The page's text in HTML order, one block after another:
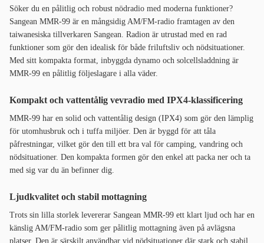
Söker du en pålitlig och robust nödradio med moderna funktioner?
Sangean MMR-99 är en mångsidig AM/FM-radio framtagen av den
taiwanesiska tillverkaren Sangean. Radion är utrustad med en rad
funktioner som gör den idealisk för både friluftsliv och nödsituationer.
Med sitt kompakta format, inbyggda dynamo och solcellsladdning är
MMR-99 en pålitlig följeslagare i alla väder.
Kompakt och vattentålig vevradio med IPX4-klassificering
MMR-99 har en solid och vattentålig design (IPX4) som gör den lämplig
för utomhusbruk och i tuffa miljöer. Den är byggd för att tåla
påfrestningar, vilket gör den till ett bra val för camping, vandring och
nödsituationer. Den kompakta formen gör den enkel att packa ner och ta
med sig var du än befinner dig.
Ljudkvalitet och stabil mottagning
Trots sin lilla storlek levererar Sangean MMR-99 ett klart ljud och har en
känslig AM/FM-radio som ger pålitlig mottagning även på avlägsna
platser. Den är särskilt användbar vid nödsituationer där stark och stabil